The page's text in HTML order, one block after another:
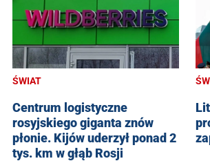
ŚWIAT
Centrum logistyczne
rosyjskiego giganta znów
płonie. Kijów uderzył ponad 2
tys. km w głąb Rosji